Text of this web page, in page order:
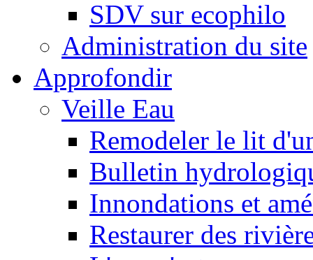
SDV sur ecophilo
Administration du site
Approfondir
Veille Eau
Remodeler le lit
Bulletin
Innondations et
Restaurer des